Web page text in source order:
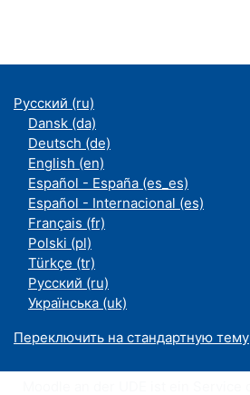
Русский ‎(ru)‎
Dansk ‎(da)‎
Deutsch ‎(de)‎
English ‎(en)‎
Español - España ‎(es_es)‎
Español - Internacional ‎(es)‎
Français ‎(fr)‎
Polski ‎(pl)‎
Türkçe ‎(tr)‎
Русский ‎(ru)‎
Українська ‎(uk)‎
Переключить на стандартную тему